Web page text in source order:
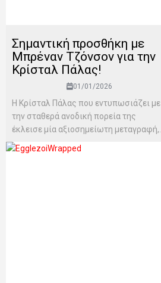
Σημαντική προσθήκη με
Μπρέναν Τζόνσον για την
Κρίσταλ Πάλας!
01/01/2026
Η Κρίσταλ Πάλας που εντυπωσιάζει με
την σταθερά ανοδική πορεία της
έκλεισε μία αξιοσημείωτη μεταγραφή,...